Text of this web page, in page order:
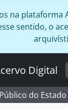
na plataforma
sentido, o
Digital
do